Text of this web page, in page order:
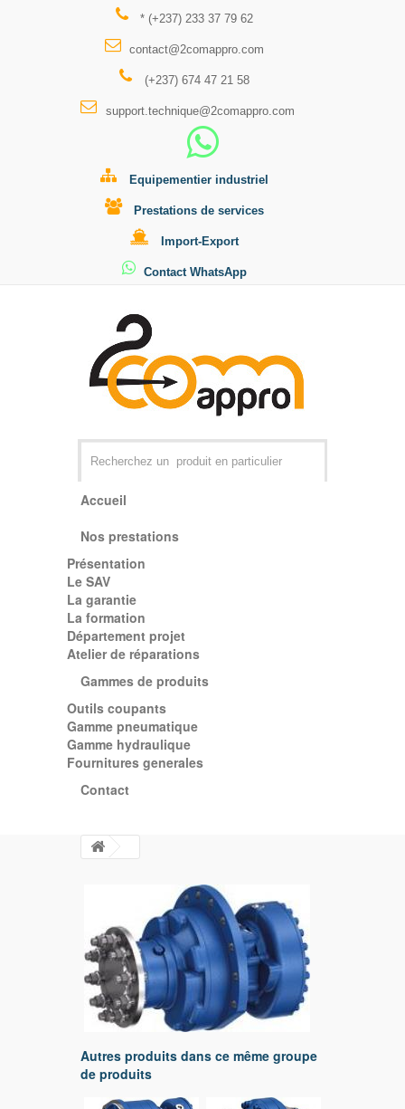
* (+237) 233 37 79 62
contact@2comappro.com
(+237) 674 47 21 58
support.technique@2comappro.com
Equipementier industriel
Prestations de services
Import-Export
Contact WhatsApp
Par exemple +distributeur +CD01
Accueil
Nos prestations
Présentation
Le SAV
La garantie
La formation
Département projet
Atelier de réparations
Gammes de produits
Outils coupants
Gamme pneumatique
Gamme hydraulique
Fournitures generales
Contact
Autres produits dans ce même groupe
de produits